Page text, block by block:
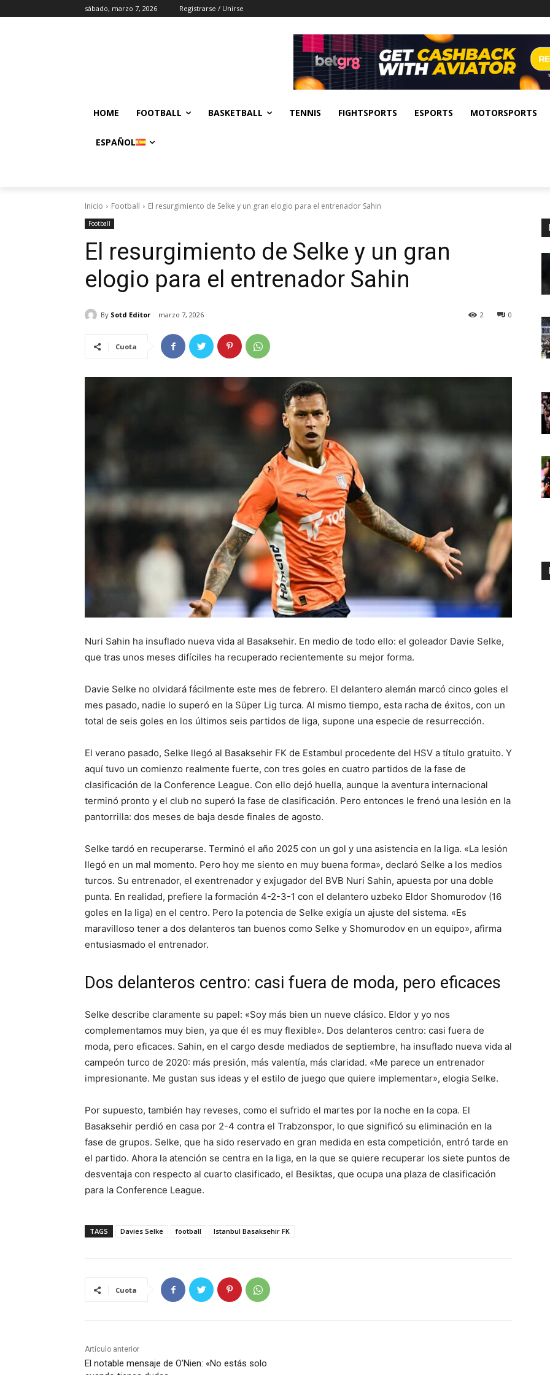
sábado, marzo 7, 2026 Registrarse / Unirse
HOME FOOTBALL BASKETBALL TENNIS FIGHTSPORTS ESPORTS MOTORSPORTS
ESPAÑOL
Inicio Football El resurgimiento de Selke y un gran elogio para el entrenador Sahin
Football
El resurgimiento de Selke y un gran
elogio para el entrenador Sahin
By Sotd Editor marzo 7, 2026 0
2
Cuota
Nuri Sahin ha insuflado nueva vida al Basaksehir. En medio de todo ello: el goleador Davie Selke,
que tras unos meses difíciles ha recuperado recientemente su mejor forma.
Davie Selke no olvidará fácilmente este mes de febrero. El delantero alemán marcó cinco goles el
mes pasado, nadie lo superó en la Süper Lig turca. Al mismo tiempo, esta racha de éxitos, con un
total de seis goles en los últimos seis partidos de liga, supone una especie de resurrección.
El verano pasado, Selke llegó al Basaksehir FK de Estambul procedente del HSV a título gratuito. Y
aquí tuvo un comienzo realmente fuerte, con tres goles en cuatro partidos de la fase de
clasificación de la Conference League. Con ello dejó huella, aunque la aventura internacional
terminó pronto y el club no superó la fase de clasificación. Pero entonces le frenó una lesión en la
pantorrilla: dos meses de baja desde finales de agosto.
Selke tardó en recuperarse. Terminó el año 2025 con un gol y una asistencia en la liga. «La lesión
llegó en un mal momento. Pero hoy me siento en muy buena forma», declaró Selke a los medios
turcos. Su entrenador, el exentrenador y exjugador del BVB Nuri Sahin, apuesta por una doble
punta. En realidad, prefiere la formación 4-2-3-1 con el delantero uzbeko Eldor Shomurodov (16
goles en la liga) en el centro. Pero la potencia de Selke exigía un ajuste del sistema. «Es
maravilloso tener a dos delanteros tan buenos como Selke y Shomurodov en un equipo», afirma
entusiasmado el entrenador.
Dos delanteros centro: casi fuera de moda, pero eficaces
Selke describe claramente su papel: «Soy más bien un nueve clásico. Eldor y yo nos
complementamos muy bien, ya que él es muy flexible». Dos delanteros centro: casi fuera de
moda, pero eficaces. Sahin, en el cargo desde mediados de septiembre, ha insuflado nueva vida al
campeón turco de 2020: más presión, más valentía, más claridad. «Me parece un entrenador
impresionante. Me gustan sus ideas y el estilo de juego que quiere implementar», elogia Selke.
Por supuesto, también hay reveses, como el sufrido el martes por la noche en la copa. El
Basaksehir perdió en casa por 2-4 contra el Trabzonspor, lo que significó su eliminación en la
fase de grupos. Selke, que ha sido reservado en gran medida en esta competición, entró tarde en
el partido. Ahora la atención se centra en la liga, en la que se quiere recuperar los siete puntos de
desventaja con respecto al cuarto clasificado, el Besiktas, que ocupa una plaza de clasificación
para la Conference League.
TAGS Davies Selke football Istanbul Basaksehir FK
Cuota
Artículo anterior
El notable mensaje de O’Nien: «No estás solo